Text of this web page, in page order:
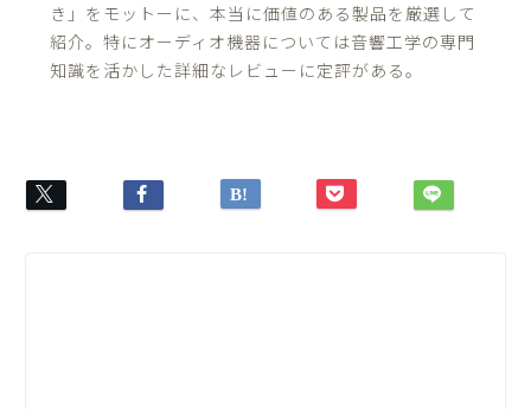
き」をモットーに、本当に価値のある製品を厳選して
紹介。特にオーディオ機器については音響工学の専門
知識を活かした詳細なレビューに定評がある。